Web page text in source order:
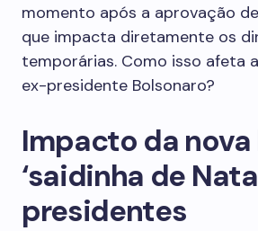
momento após a aprovação
que impacta diretamente os
temporárias. Como isso afeta
ex-presidente Bolsonaro?
Impacto da nova
‘saidinha de
presidentes